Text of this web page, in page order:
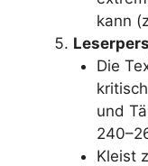
kann
Die
und
Kleist